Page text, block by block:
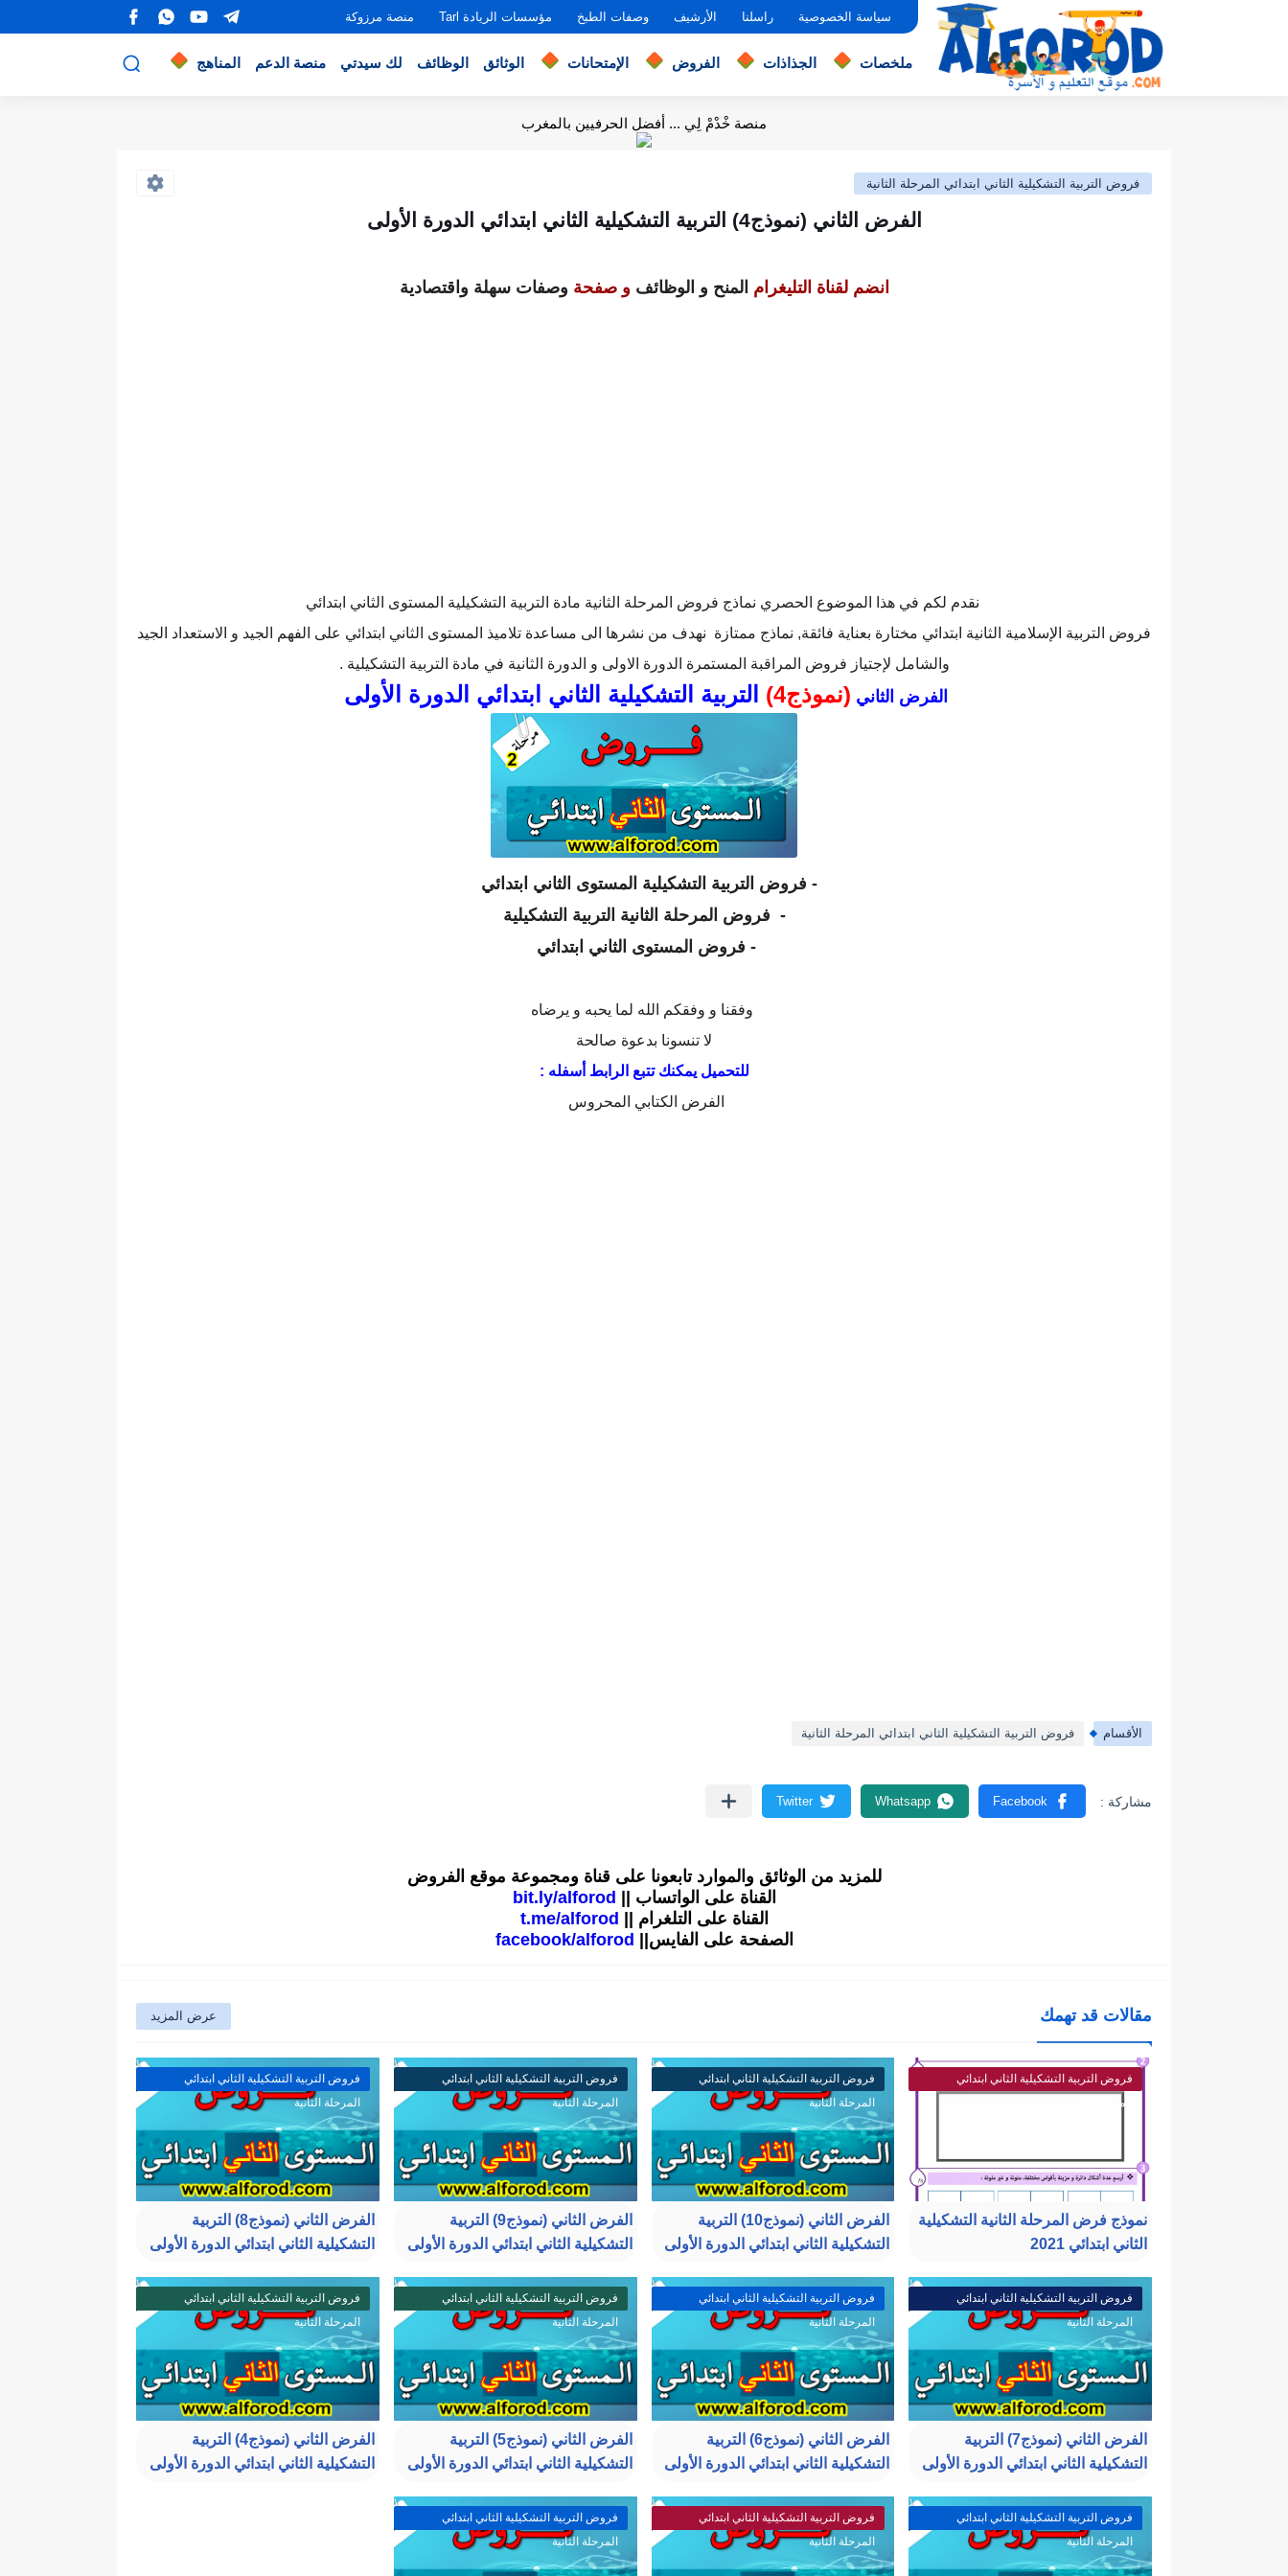
سياسة الخصوصية راسلنا الأرشيف وصفات الطبخ مؤسسات الريادة Tarl منصة مرزوكة
ملخصات الجذاذات الفروض الإمتحانات الوثائق الوظائف لك سيدتي منصة الدعم المناهج
منصة خْدْمْ لِي ... أفضل الحرفيين بالمغرب
فروض التربية التشكيلية الثاني ابتدائي المرحلة الثانية
الفرض الثاني (نموذج4) التربية التشكيلية الثاني ابتدائي الدورة الأولى
انضم لقناة التليغرام المنح و الوظائف و صفحة وصفات سهلة واقتصادية
نقدم لكم في هذا الموضوع الحصري نماذج فروض المرحلة الثانية مادة التربية التشكيلية المستوى الثاني ابتدائي
فروض التربية الإسلامية الثانية ابتدائي مختارة بعناية فائقة, نماذج ممتازة نهدف من نشرها الى مساعدة تلاميذ المستوى الثاني ابتدائي على الفهم الجيد و الاستعداد الجيد
والشامل لإجتياز فروض المراقبة المستمرة الدورة الاولى و الدورة الثانية في مادة التربية التشكيلية .
الفرض الثاني (نموذج4) التربية التشكيلية الثاني ابتدائي الدورة الأولى
- فروض التربية التشكيلية المستوى الثاني ابتدائي
- فروض المرحلة الثانية التربية التشكيلية
- فروض المستوى الثاني ابتدائي
وفقنا و وفقكم الله لما يحبه و يرضاه
لا تنسونا بدعوة صالحة
للتحميل يمكنك تتبع الرابط أسفله :
الفرض الكتابي المحروس
الأقسام فروض التربية التشكيلية الثاني ابتدائي المرحلة الثانية
للمزيد من الوثائق والموارد تابعونا على قناة ومجموعة موقع الفروض
القناة على الواتساب ||
bit.ly/alforod
القناة على التلغرام ||
t.me/alforod
الصفحة على الفايس||
facebook/alforod
مقالات قد تهمك عرض المزيد
فروض التربية التشكيلية الثاني ابتدائي
المرحلة الثانية
نموذج فرض المرحلة الثانية التشكيلية
الثاني ابتدائي 2021
فروض التربية التشكيلية الثاني ابتدائي
المرحلة الثانية
الفرض الثاني (نموذج10) التربية
التشكيلية الثاني ابتدائي الدورة الأولى
فروض التربية التشكيلية الثاني ابتدائي
المرحلة الثانية
الفرض الثاني (نموذج9) التربية
التشكيلية الثاني ابتدائي الدورة الأولى
فروض التربية التشكيلية الثاني ابتدائي
المرحلة الثانية
الفرض الثاني (نموذج8) التربية
التشكيلية الثاني ابتدائي الدورة الأولى
فروض التربية التشكيلية الثاني ابتدائي
المرحلة الثانية
الفرض الثاني (نموذج7) التربية
التشكيلية الثاني ابتدائي الدورة الأولى
فروض التربية التشكيلية الثاني ابتدائي
المرحلة الثانية
الفرض الثاني (نموذج6) التربية
التشكيلية الثاني ابتدائي الدورة الأولى
فروض التربية التشكيلية الثاني ابتدائي
المرحلة الثانية
الفرض الثاني (نموذج5) التربية
التشكيلية الثاني ابتدائي الدورة الأولى
فروض التربية التشكيلية الثاني ابتدائي
المرحلة الثانية
الفرض الثاني (نموذج4) التربية
التشكيلية الثاني ابتدائي الدورة الأولى
فروض التربية التشكيلية الثاني ابتدائي
المرحلة الثانية
فروض التربية التشكيلية الثاني ابتدائي
المرحلة الثانية
فروض التربية التشكيلية الثاني ابتدائي
المرحلة الثانية